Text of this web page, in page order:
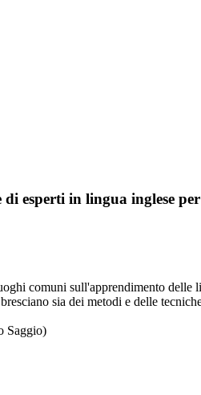
esperti in lingua inglese
comuni sull'apprendimento delle
sia dei metodi e delle
Saggio)